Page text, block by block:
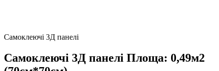
Самоклеючі 3Д панелі
Самоклеючі 3Д панелі Площа: 0,49м2